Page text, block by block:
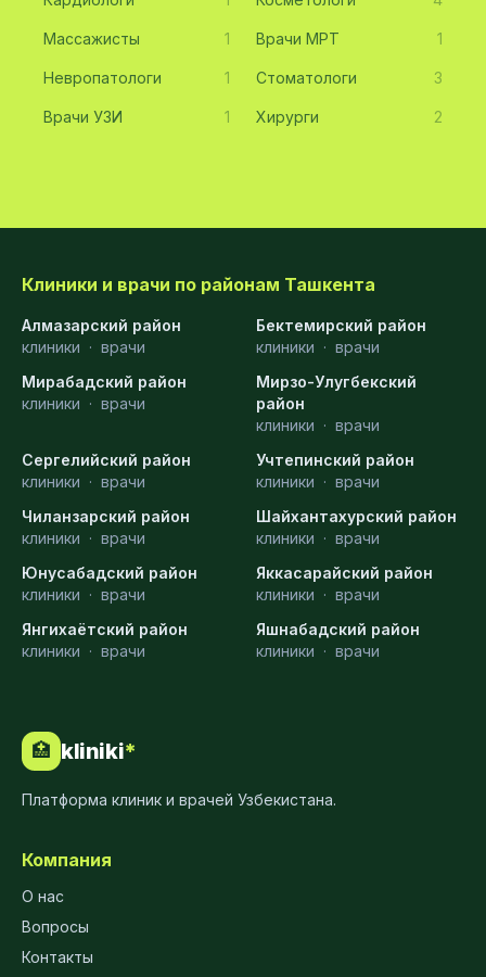
Массажисты 1 Врачи МРТ 1
Невропатологи 1 Стоматологи 3
Врачи УЗИ 1 Хирурги 2
Клиники и врачи по районам Ташкента
Алмазарский район
клиники · врачи
Бектемирский район
клиники · врачи
Мирабадский район
клиники · врачи
Мирзо-Улугбекский
район
клиники · врачи
Сергелийский район
клиники · врачи
Учтепинский район
клиники · врачи
Чиланзарский район
клиники · врачи
Шайхантахурский район
клиники · врачи
Юнусабадский район
клиники · врачи
Яккасарайский район
клиники · врачи
Янгихаётский район
клиники · врачи
Яшнабадский район
клиники · врачи
🏥 kliniki*
Платформа клиник и врачей Узбекистана.
Компания
О нас
Вопросы
Контакты